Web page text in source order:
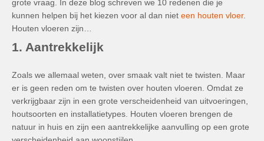
grote vraag. In deze blog schreven we 10 redenen die je
kunnen helpen bij het kiezen voor al dan niet een houten vloer.
Houten vloeren zijn…
1. Aantrekkelijk
Zoals we allemaal weten, over smaak valt niet te twisten. Maar
er is geen reden om te twisten over houten vloeren. Omdat ze
verkrijgbaar zijn in een grote verscheidenheid van uitvoeringen,
houtsoorten en installatietypes. Houten vloeren brengen de
natuur in huis en zijn een aantrekkelijke aanvulling op een grote